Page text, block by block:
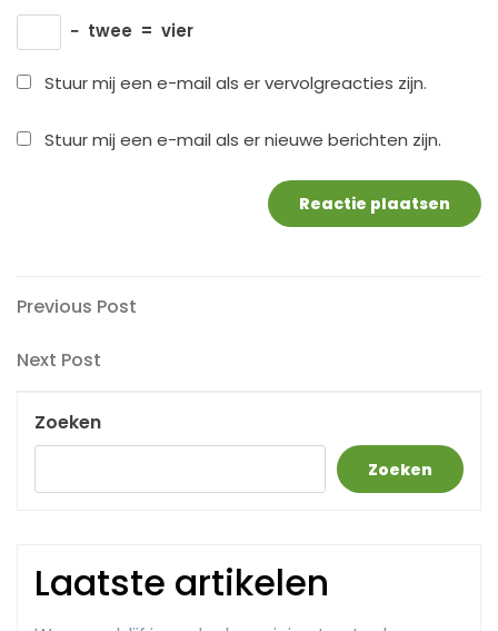
− twee = vier
Stuur mij een e-mail als er vervolgreacties zijn.
Stuur mij een e-mail als er nieuwe berichten zijn.
Berichtnavigatie
Previous
Previous Post
Next
Next Post
Zoeken
Zoeken
Laatste artikelen